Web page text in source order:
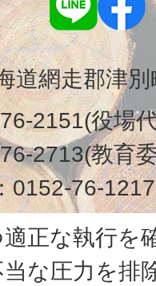
網走郡津別
2151(役場
2713(教育
0152-76-1217
正な執行を
な圧力を排